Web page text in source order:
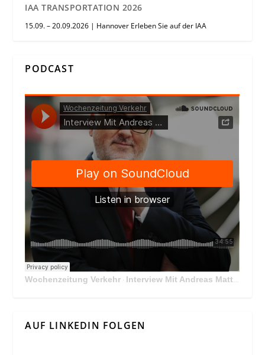
IAA TRANSPORTATION 2026
15.09. – 20.09.2026 | Hannover Erleben Sie auf der IAA
PODCAST
Wochenzeitung Verkehr · Interview Mit Andreas Matthä, CEO der ÖBB Holding
AUF LINKEDIN FOLGEN